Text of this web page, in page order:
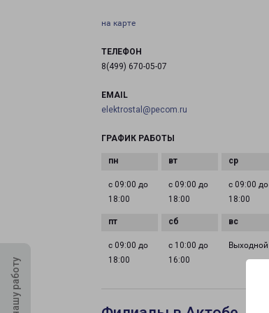
на карте
ТЕЛЕФОН
8(499) 670-05-07
EMAIL
elektrostal@pecom.ru
ГРАФИК РАБОТЫ
с 09:00 до
18:00
с 09:00 до
18:00
с 09:00 до
18:00
с 09:00 до
18:00
с 10:00 до
16:00
Выходной